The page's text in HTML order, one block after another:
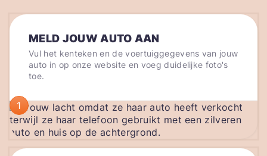
MELD JOUW AUTO AAN
Vul het kenteken en de voertuiggegevens van jouw
auto in op onze website en voeg duidelijke foto's
toe.
1